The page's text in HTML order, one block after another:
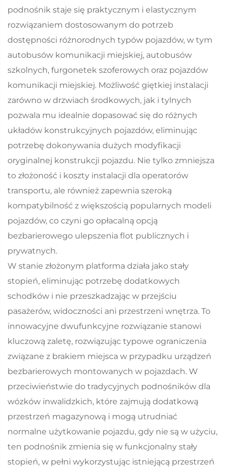
podnośnik staje się praktycznym i elastycznym
rozwiązaniem dostosowanym do potrzeb
dostępności różnorodnych typów pojazdów, w tym
autobusów komunikacji miejskiej, autobusów
szkolnych, furgonetek szoferowych oraz pojazdów
komunikacji miejskiej. Możliwość giętkiej instalacji
zarówno w drzwiach środkowych, jak i tylnych
pozwala mu idealnie dopasować się do różnych
układów konstrukcyjnych pojazdów, eliminując
potrzebę dokonywania dużych modyfikacji
oryginalnej konstrukcji pojazdu. Nie tylko zmniejsza
to złożoność i koszty instalacji dla operatorów
transportu, ale również zapewnia szeroką
kompatybilność z większością popularnych modeli
pojazdów, co czyni go opłacalną opcją
bezbarierowego ulepszenia flot publicznych i
prywatnych.
W stanie złożonym platforma działa jako stały
stopień, eliminując potrzebę dodatkowych
schodków i nie przeszkadzając w przejściu
pasażerów, widoczności ani przestrzeni wnętrza. To
innowacyjne dwufunkcyjne rozwiązanie stanowi
kluczową zaletę, rozwiązując typowe ograniczenia
związane z brakiem miejsca w przypadku urządzeń
bezbarierowych montowanych w pojazdach. W
przeciwieństwie do tradycyjnych podnośników dla
wózków inwalidzkich, które zajmują dodatkową
przestrzeń magazynową i mogą utrudniać
normalne użytkowanie pojazdu, gdy nie są w użyciu,
ten podnośnik zmienia się w funkcjonalny stały
stopień, w pełni wykorzystując istniejącą przestrzeń